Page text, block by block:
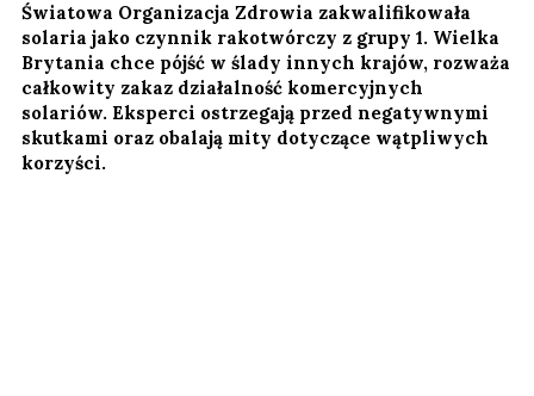
Światowa Organizacja Zdrowia zakwalifikowała
solaria jako czynnik rakotwórczy z grupy 1. Wielka
Brytania chce pójść w ślady innych krajów, rozważa
całkowity zakaz działalność komercyjnych
solariów. Eksperci ostrzegają przed negatywnymi
skutkami oraz obalają mity dotyczące wątpliwych
korzyści.